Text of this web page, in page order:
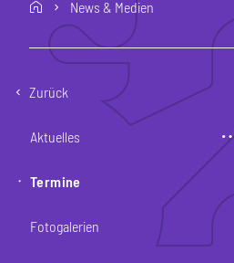
home News & Medien
Zurück
Aktuelles
Termine
Fotogalerien